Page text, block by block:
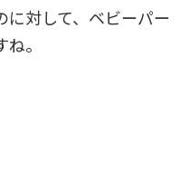
に対して、ベビーパー
。